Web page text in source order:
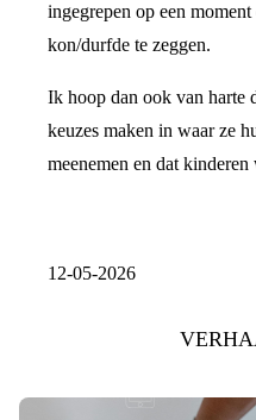
ingegrepen op een
kon/durfde te zeggen.
Ik hoop dan ook van harte
keuzes maken in waar ze
meenemen en dat
12-05-2026